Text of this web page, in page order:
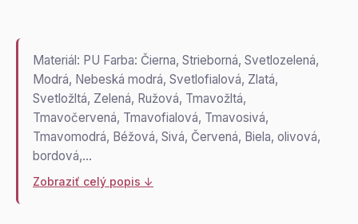
Materiál: PU Farba: Čierna, Strieborná, Svetlozelená,
Modrá, Nebeská modrá, Svetlofialová, Zlatá,
Svetložltá, Zelená, Ružová, Tmavožltá,
Tmavočervená, Tmavofialová, Tmavosivá,
Tmavomodrá, Béžová, Sivá, Červená, Biela, olivová,
bordová,…
Zobraziť celý popis ↓